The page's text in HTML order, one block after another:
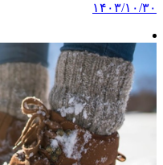
۱۴۰۳/۱۰/۳۰